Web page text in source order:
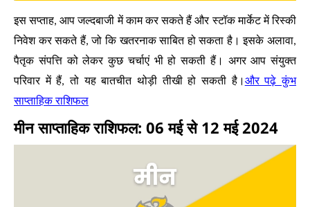
इस सप्ताह, आप जल्दबाजी में काम कर सकते हैं और स्टॉक मार्केट में रिस्की
निवेश कर सकते हैं, जो कि खतरनाक साबित हो सकता है। इसके अलावा,
पैतृक संपत्ति को लेकर कुछ चर्चाएं भी हो सकती हैं। अगर आप संयुक्त
परिवार में हैं, तो यह बातचीत थोड़ी तीखी हो सकती है। और पढ़े कुंभ
साप्ताहिक राशिफल
मीन साप्ताहिक राशिफल: 06 मई से 12 मई 2024